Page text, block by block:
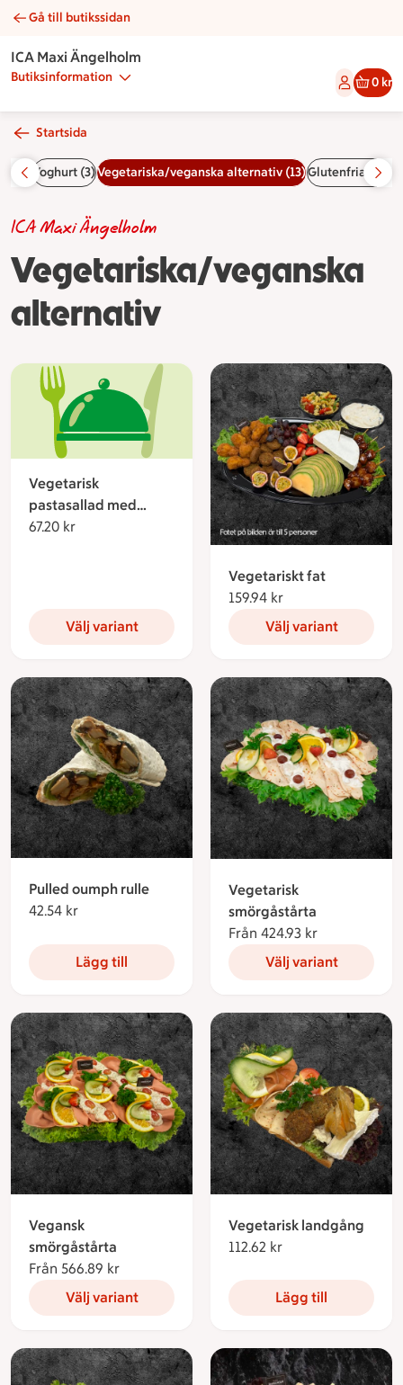
Vegetariska/veganska alternativ | Catering ICA Maxi
Gå till butikssidan
ICA Maxi Ängelholm
Butiksinformation 0 kr
Startsida
(5) Yoghurt (3)Vegetariska/veganska alternativ (13)Glutenfria
Vegetariska/veganska
alternativ
ICA Maxi Ängelholm
Vegetarisk
pastasallad med
falafel
67.20 kr
Välj variant
Vegetariskt fat
159.94 kr
Välj variant
Pulled oumph rulle
42.54 kr
Lägg till
Vegetarisk
smörgåstårta
Från 424.93 kr
Välj variant
Vegansk
smörgåstårta
Från 566.89 kr
Välj variant
Vegetarisk landgång
112.62 kr
Lägg till